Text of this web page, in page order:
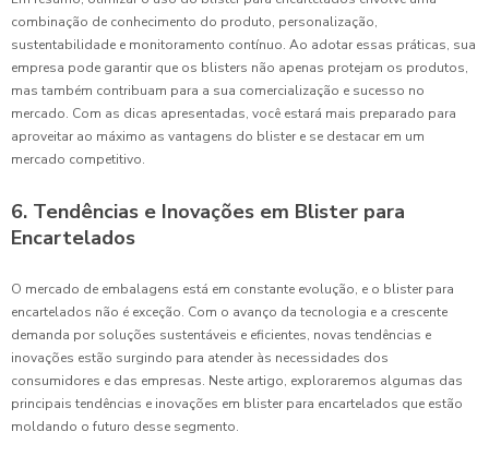
combinação de conhecimento do produto, personalização,
sustentabilidade e monitoramento contínuo. Ao adotar essas práticas, sua
empresa pode garantir que os blisters não apenas protejam os produtos,
mas também contribuam para a sua comercialização e sucesso no
mercado. Com as dicas apresentadas, você estará mais preparado para
aproveitar ao máximo as vantagens do blister e se destacar em um
mercado competitivo.
6. Tendências e Inovações em Blister para
Encartelados
O mercado de embalagens está em constante evolução, e o blister para
encartelados não é exceção. Com o avanço da tecnologia e a crescente
demanda por soluções sustentáveis e eficientes, novas tendências e
inovações estão surgindo para atender às necessidades dos
consumidores e das empresas. Neste artigo, exploraremos algumas das
principais tendências e inovações em blister para encartelados que estão
moldando o futuro desse segmento.